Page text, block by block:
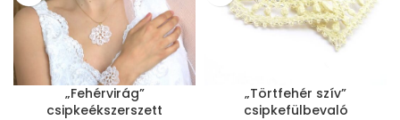
„Fehérvirág”
csipkeékszerszett
„Törtfehér szív”
csipkefülbevaló